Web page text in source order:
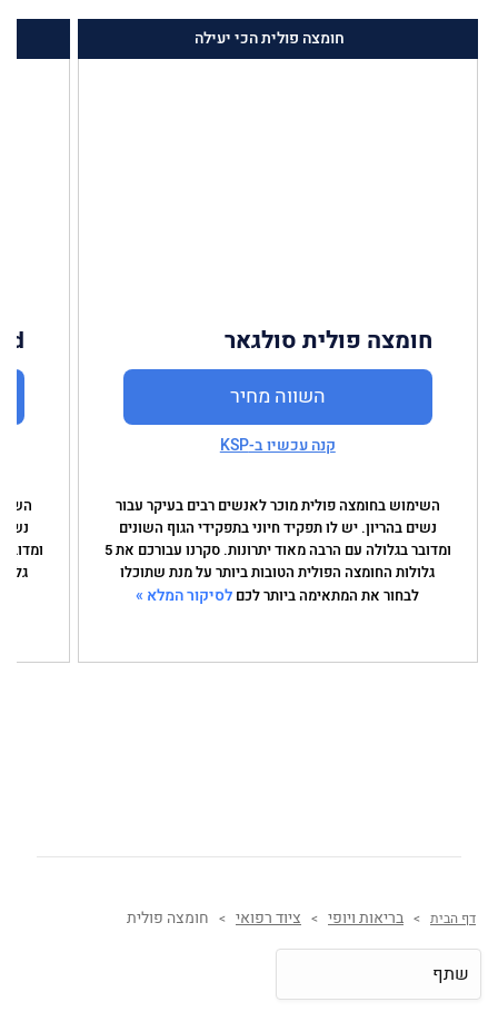
חומצה פולית הכי יעילה
חומצה פולית סולגאר
השווה מחיר
קנה עכשיו ב-KSP
השימוש בחומצה פולית מוכר לאנשים רבים בעיקר עבור
נשים בהריון. יש לו תפקיד חיוני בתפקידי הגוף השונים
ומדובר בגלולה עם הרבה מאוד יתרונות. סקרנו עבורכם את 5
גלולות החומצה הפולית הטובות ביותר על מנת שתוכלו
לבחור את המתאימה ביותר לכם לסיקור המלא »
דף הבית > בריאות ויופי > ציוד רפואי > חומצה פולית
שתף